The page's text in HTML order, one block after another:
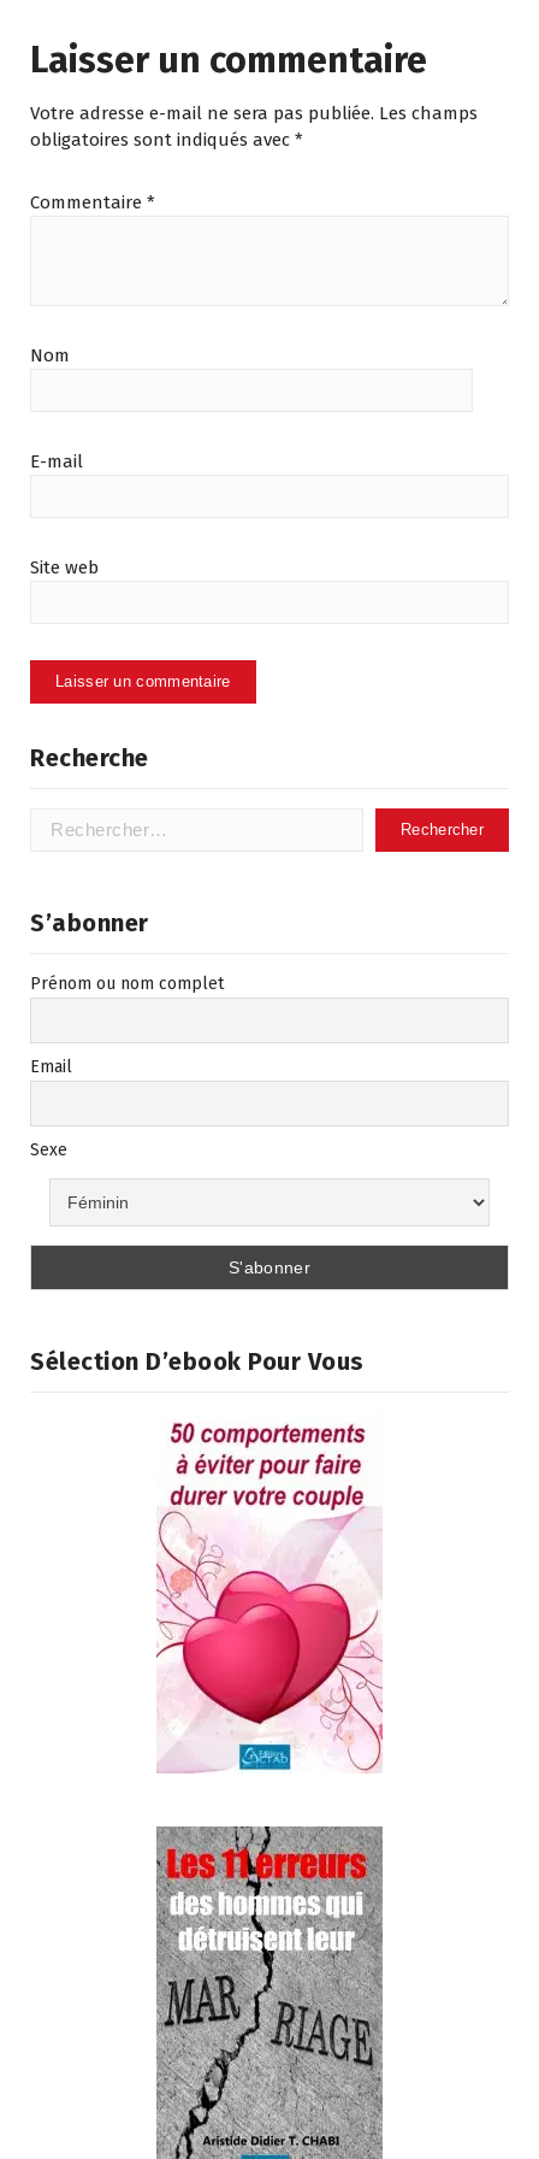
p er
Laisser un commentaire
Votre adresse e-mail ne sera pas publiée. Les champs
obligatoires sont indiqués avec *
Commentaire *
Nom
E-mail
Site web
Recherche
Rechercher :
S’abonner
Prénom ou nom complet
Email
Sexe
Sélection D’ebook Pour Vous